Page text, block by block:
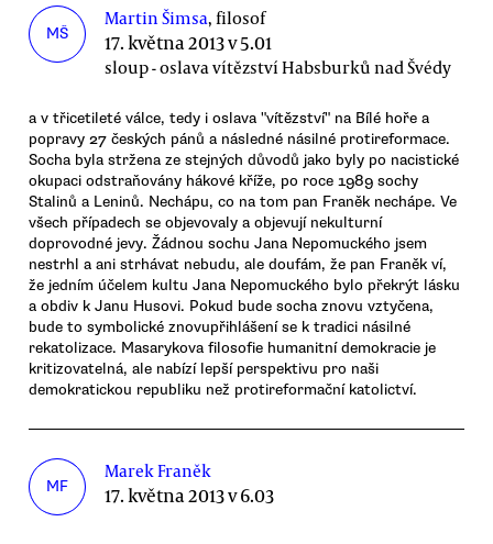
MŠ
Martin Šimsa, filosof
17. května 2013 v 5.01
sloup - oslava vítězství Habsburků nad Švédy
a v třicetileté válce, tedy i oslava "vítězství" na Bílé hoře a
popravy 27 českých pánů a následné násilné protireformace.
Socha byla stržena ze stejných důvodů jako byly po nacistické
okupaci odstraňovány hákové kříže, po roce 1989 sochy
Stalinů a Leninů. Nechápu, co na tom pan Franěk nechápe. Ve
všech případech se objevovaly a objevují nekulturní
doprovodné jevy. Žádnou sochu Jana Nepomuckého jsem
nestrhl a ani strhávat nebudu, ale doufám, že pan Franěk ví,
že jedním účelem kultu Jana Nepomuckého bylo překrýt lásku
a obdiv k Janu Husovi. Pokud bude socha znovu vztyčena,
bude to symbolické znovupřihlášení se k tradici násilné
rekatolizace. Masarykova filosofie humanitní demokracie je
kritizovatelná, ale nabízí lepší perspektivu pro naši
demokratickou republiku než protireformační katolictví.
MF
Marek Franěk
17. května 2013 v 6.03